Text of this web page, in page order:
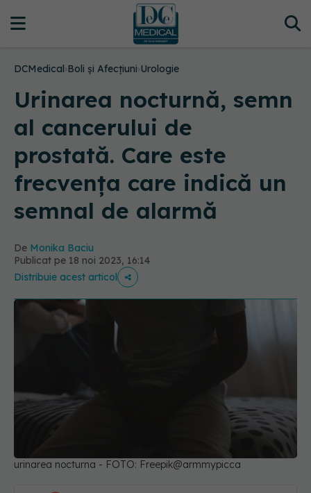
DCMedical›Boli și Afecțiuni›Urologie
Urinarea nocturnă, semn
al cancerului de
prostată. Care este
frecvența care indică un
semnal de alarmă
De Monika Baciu
Publicat pe 18 noi 2023, 16:14
Distribuie acest articol
urinarea nocturna - FOTO: Freepik@armmypicca